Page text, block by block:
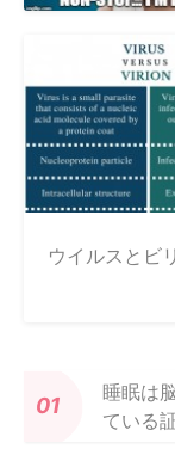
ウイルスとビ
睡眠は
ている